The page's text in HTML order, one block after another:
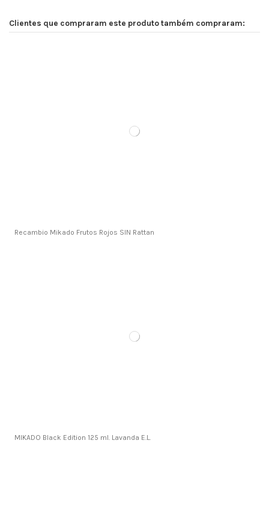
Clientes que compraram este produto também compraram:
Recambio Mikado Frutos Rojos SIN Rattan
MIKADO Black Edition 125 ml. Lavanda E.L.